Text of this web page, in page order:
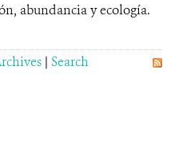
abundancia y ecología.
| Search